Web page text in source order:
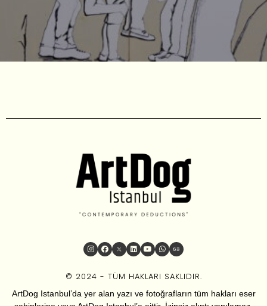
© 2024 - TÜM HAKLARI SAKLIDIR.
ArtDog Istanbul’da yer alan yazı ve fotoğrafların tüm hakları eser